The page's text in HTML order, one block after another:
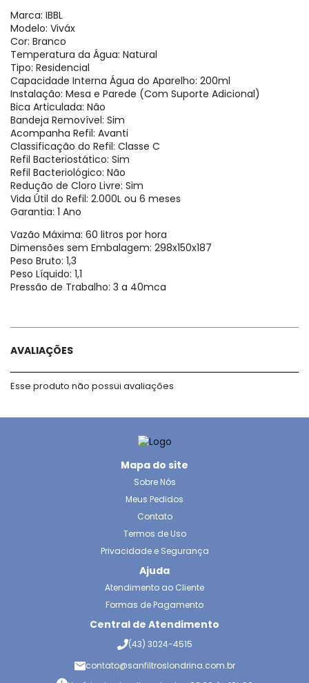
Marca: IBBL
Modelo: Viváx
Cor: Branco
Temperatura da Água: Natural
Tipo: Residencial
Capacidade Interna Água do Aparelho: 200ml
Instalação: Mesa e Parede (Com Suporte Adicional)
Bica Articulada: Não
Bandeja Removível: Sim
Acompanha Refil: Avanti
Classificação do Refil: Classe C
Refil Bacteriostático: Sim
Refil Bacteriológico: Não
Redução de Cloro Livre: Sim
Vida Útil do Refil: 2.000L ou 6 meses
Garantia: 1 Ano
Vazão Máxima: 60 litros por hora
Dimensões sem Embalagem: 298x150x187
Peso Bruto: 1,3
Peso Líquido: 1,1
Pressão de Trabalho: 3 a 40mca
AVALIAÇÕES
Esse produto não possui avaliações
Mapa do site
Sobre Nós
Meus Pedidos
Contato
Termos de Uso
Privacidade e Segurança
Ajuda
Atendimento ao Cliente
Formas de Pagamento
Central de Atendimento
(43) 3024-4515
contato@sanfiltroslondrina.com.br